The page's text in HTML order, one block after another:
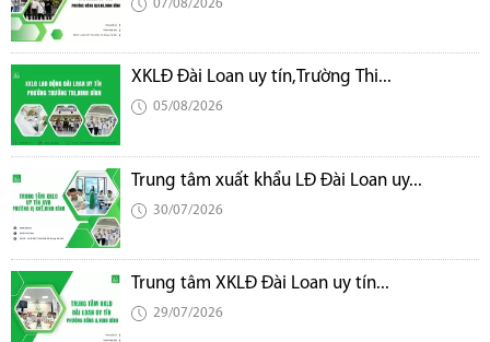
07/08/2026
XKLĐ Đài Loan uy tín,Trường Thi...
05/08/2026
Trung tâm xuất khẩu LĐ Đài Loan uy...
30/07/2026
Trung tâm XKLĐ Đài Loan uy tín...
29/07/2026